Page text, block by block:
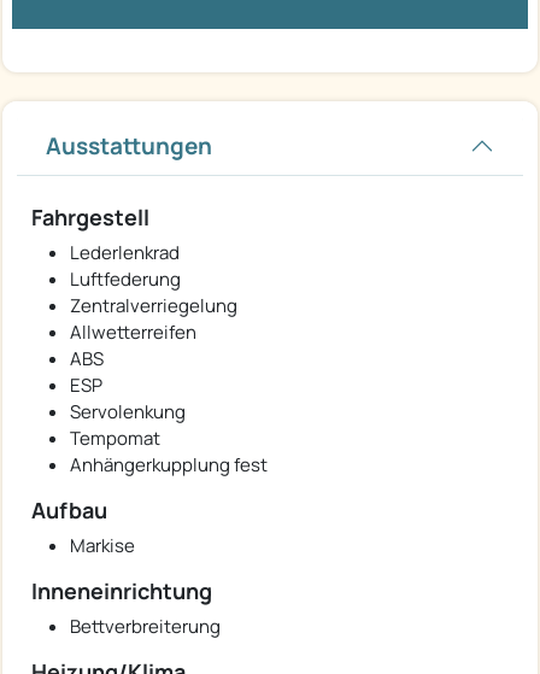
Ausstattungen
Fahrgestell
Lederlenkrad
Luftfederung
Zentralverriegelung
Allwetterreifen
ABS
ESP
Servolenkung
Tempomat
Anhängerkupplung fest
Aufbau
Markise
Inneneinrichtung
Bettverbreiterung